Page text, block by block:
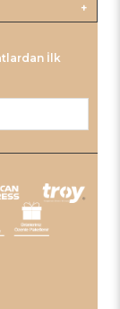
İlk